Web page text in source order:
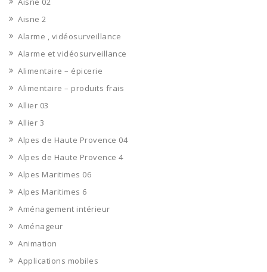
Aisne 2
Alarme , vidéosurveillance
Alarme et vidéosurveillance
Alimentaire – épicerie
Alimentaire – produits frais
Allier 03
Allier 3
Alpes de Haute Provence 04
Alpes de Haute Provence 4
Alpes Maritimes 06
Alpes Maritimes 6
Aménagement intérieur
Aménageur
Animation
Applications mobiles